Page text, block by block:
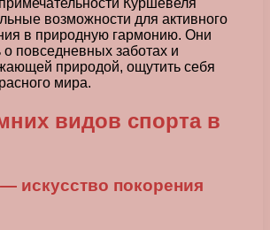
Куршевеля
возможности для активного
в природную гармонию. Они
повседневных заботах и
природой, ощутить себя
мира.
видов спорта в
искусство покорения